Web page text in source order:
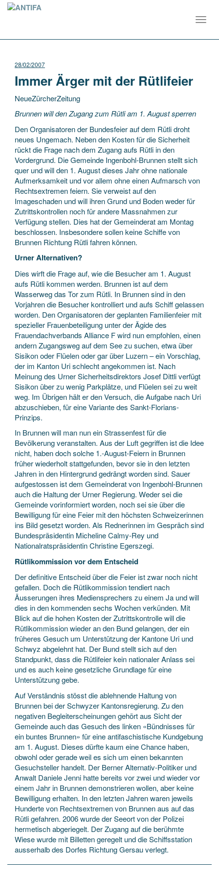
28/02/2007
Immer Ärger mit der Rütlifeier
NeueZürcherZeitung
Brunnen will den Zugang zum Rütli am 1. August sperren
Den Organisatoren der Bundesfeier auf dem Rütli droht
neues Ungemach. Neben den Kosten für die Sicherheit
rückt die Frage nach dem Zugang aufs Rütli in den
Vordergrund. Die Gemeinde Ingenbohl-Brunnenstellt sich
quer und will den 1. August dieses Jahr ohne nationale
Aufmerksamkeit und vor allem ohne einen Aufmarsch von
Rechtsextremen feiern. Sie verweist auf den
Imageschaden und will ihren Grund und Boden weder für
Zutrittskontrollen noch für andere Massnahmen zur
Verfügung stellen. Dies hat der Gemeinderat am Montag
beschlossen. Insbesondere sollen keine Schiffe von
Brunnen Richtung Rütli fahren können.
Urner Alternativen?
Dies wirft die Frage auf, wie die Besucher am 1. August
aufs Rütli kommen werden. Brunnen ist auf dem
Wasserweg das Tor zum Rütli. In Brunnen sind in den
Vorjahren die Besucher kontrolliert und aufs Schiff gelassen
worden. Den Organisatoren der geplanten Familienfeier mit
spezieller Frauenbeteiligung unter der Ägide des
Frauendachverbands Alliance F wird nun empfohlen, einen
andern Zugangsweg auf dem See zu suchen, etwa über
Sisikon oder Flüelen oder gar über Luzern – ein Vorschlag,
der im Kanton Uri schlecht angekommen ist. Nach
Meinung des Urner Sicherheitsdirektors Josef Dittli verfügt
Sisikon über zu wenig Parkplätze, und Flüelen sei zu weit
weg. Im Übrigen hält er den Versuch, die Aufgabe nach Uri
abzuschieben, für eine Variante des Sankt-Florians-
Prinzips.
In Brunnen will man nun ein Strassenfest für die
Bevölkerung veranstalten. Aus der Luft gegriffen ist die Idee
nicht, haben doch solche 1.-August-Feiern in Brunnen
früher wiederholt stattgefunden, bevor sie in den letzten
Jahren in den Hintergrund gedrängt worden sind. Sauer
aufgestossen ist dem Gemeinderat von Ingenbohl-Brunnen
auch die Haltung der Urner Regierung. Weder sei die
Gemeinde vorinformiert worden, noch sei sie über die
Bewilligung für eine Feier mit den höchsten Schweizerinnen
ins Bild gesetzt worden. Als Rednerinnen im Gespräch sind
Bundespräsidentin Micheline Calmy-Rey und
Nationalratspräsidentin Christine Egerszegi.
Rütlikommission vor dem Entscheid
Der definitive Entscheid über die Feier ist zwar noch nicht
gefallen. Doch die Rütlikommission tendiert nach
Äusserungen ihres Mediensprechers zu einem Ja und will
dies in den kommenden sechs Wochen verkünden. Mit
Blick auf die hohen Kosten der Zutrittskontrolle will die
Rütlikommission wieder an den Bund gelangen, der ein
früheres Gesuch um Unterstützung der Kantone Uri und
Schwyz abgelehnt hat. Der Bund stellt sich auf den
Standpunkt, dass die Rütlifeier kein nationaler Anlass sei
und es auch keine gesetzliche Grundlage für eine
Unterstützung gebe.
Auf Verständnis stösst die ablehnende Haltung von
Brunnen bei der Schwyzer Kantonsregierung. Zu den
negativen Begleiterscheinungen gehört aus Sicht der
Gemeinde auch das Gesuch des linken «Bündnisses für
ein buntes Brunnen» für eine antifaschistische Kundgebung
am 1. August. Dieses dürfte kaum eine Chance haben,
obwohl oder gerade weil es sich um einen bekannten
Gesuchsteller handelt. Der Berner Alternativ-Politiker und
Anwalt Daniele Jenni hatte bereits vor zwei und wieder vor
einem Jahr in Brunnen demonstrieren wollen, aber keine
Bewilligung erhalten. In den letzten Jahren waren jeweils
Hunderte von Rechtsextremen von Brunnen aus auf das
Rütli gefahren. 2006 wurde der Seeort von der Polizei
hermetisch abgeriegelt. Der Zugang auf die berühmte
Wiese wurde mit Billetten geregelt und die Schiffsstation
ausserhalb des Dorfes Richtung Gersau verlegt.